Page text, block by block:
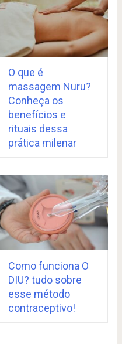
O que é
massagem Nuru?
Conheça os
benefícios e
rituais dessa
prática milenar
Como funciona O
DIU? tudo sobre
esse método
contraceptivo!